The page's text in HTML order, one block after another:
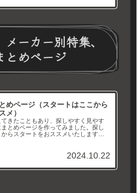
ーカー別特集、
とめページ
めページ（スタートはここから
メ）
きたこともあり、探しやすく見やす
とめページを作ってみました。探し
らスタートをおススメいたします。
山見て行ってくださいね...2024.10.22